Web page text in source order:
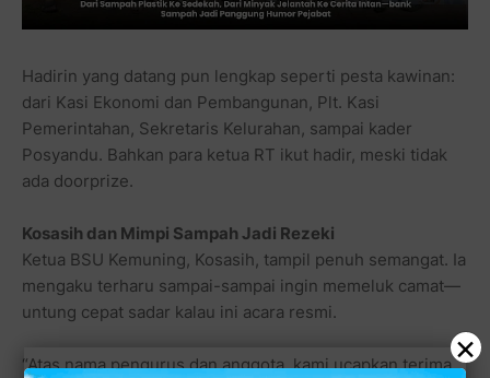
Hadirin yang datang pun lengkap seperti pesta kawinan:
dari Kasi Ekonomi dan Pembangunan, Plt. Kasi
Pemerintahan, Sekretaris Kelurahan, sampai kader
Posyandu. Bahkan para ketua RT ikut hadir, meski tidak
ada doorprize.
Kosasih dan Mimpi Sampah Jadi Rezeki
Ketua BSU Kemuning, Kosasih, tampil penuh semangat. Ia
mengaku terharu sampai-sampai ingin memeluk camat—
untung cepat sadar kalau ini acara resmi.
“Atas nama pengurus dan anggota, kami ucapkan terima×